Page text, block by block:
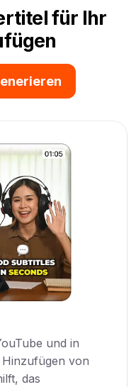
für Ihr
und in
Hinzufügen von
das